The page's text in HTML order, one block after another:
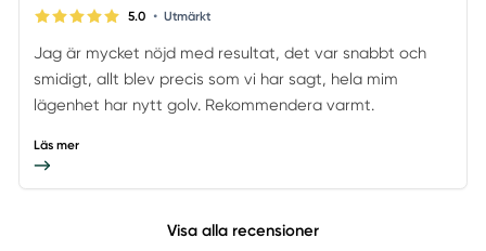
5.0 • Utmärkt
Jag är mycket nöjd med resultat, det var snabbt och
smidigt, allt blev precis som vi har sagt, hela mim
lägenhet har nytt golv. Rekommendera varmt.
Läs mer
Visa alla recensioner